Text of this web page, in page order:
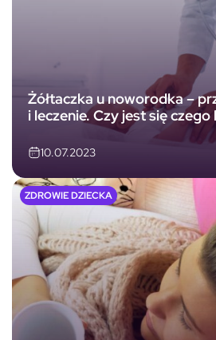
Żółtaczka u noworodka –
i leczenie. Czy jest się czego
10.07.2023
ZDROWIE DZIECKA